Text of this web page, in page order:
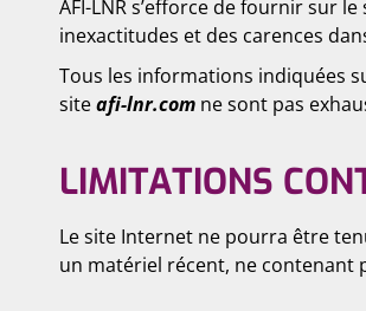
AFI-LNR s’efforce de fournir sur le
inexactitudes et des carences
Tous les informations indiquées
siteafi-lnr.com ne sont pas
LIMITATIONS
Le site Internet ne pourra être
un matériel récent, ne contenant